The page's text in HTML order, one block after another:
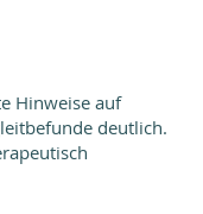
Hinweise auf
deutlich.